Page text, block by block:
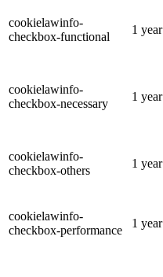
cookielawinfo-
checkbox-functional
1 year
cookielawinfo-
checkbox-necessary
1 year
cookielawinfo-
checkbox-others
1 year
cookielawinfo-
checkbox-performance
1 year